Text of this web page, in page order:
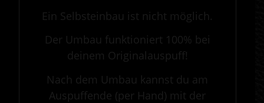
Ein Selbsteinbau ist nicht möglich.
Der Umbau funktioniert 100% bei
deinem Originalauspuff!
Nach dem Umbau kannst du am
Auspuffende (per Hand) mit der